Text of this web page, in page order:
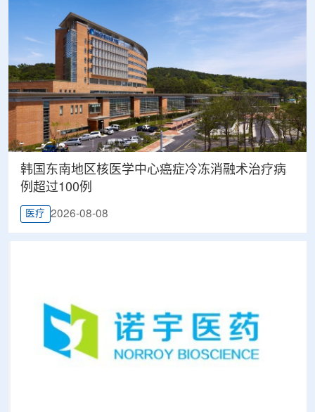
韩国东南地区核医学中心癌症冷冻消融术治疗病
例超过100例
医疗 2026-08-08